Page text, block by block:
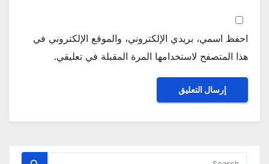
احفظ اسمي، بريدي الإلكتروني، والموقع الإلكتروني في
هذا المتصفح لاستخدامها المرة المقبلة في تعليقي.